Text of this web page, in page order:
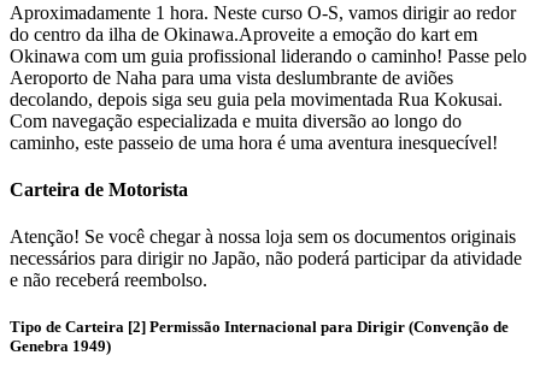
Aproximadamente 1 hora. Neste curso O-S, vamos dirigir ao redor
do centro da ilha de Okinawa.Aproveite a emoção do kart em
Okinawa com um guia profissional liderando o caminho! Passe pelo
Aeroporto de Naha para uma vista deslumbrante de aviões
decolando, depois siga seu guia pela movimentada Rua Kokusai.
Com navegação especializada e muita diversão ao longo do
caminho, este passeio de uma hora é uma aventura inesquecível!
Carteira de Motorista
Atenção! Se você chegar à nossa loja sem os documentos originais
necessários para dirigir no Japão, não poderá participar da atividade
e não receberá reembolso.
Tipo de Carteira [2] Permissão Internacional para Dirigir (Convenção de
Genebra 1949)